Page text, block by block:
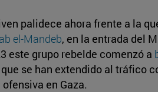
palidece ahora frente a la
el-Mandeb, en la entrada del
este grupo rebelde comenzó a
se han extendido al tráfico
en Gaza.